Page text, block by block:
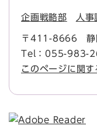
企画戦略部 人事
〒411-8666
Tel：055-983-
このページに関